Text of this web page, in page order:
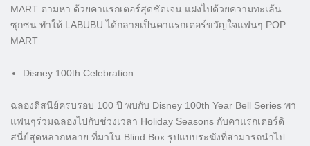
MART ตามหา ด้วยคาแรกเตอร์สุดชัดเจน แฝงไปด้วยความทะเล้น
ซุกซน ทำให้ LABUBU ได้กลายเป็นคาแรกเตอร์ขวัญใจแฟนๆ POP
MART
Disney 100th Celebration
ฉลองดิสนีย์ครบรอบ 100 ปี พบกับ Disney 100th Year Bell Series พา
แฟนๆร่วมฉลองไปกับช่วงเวลา Holiday Seasons กับคาแรกเตอร์ดิ
สนี่ย์สุดหลากหลาย ที่มาใน Blind Box รูปแบบระฆังที่สามารถนำไป